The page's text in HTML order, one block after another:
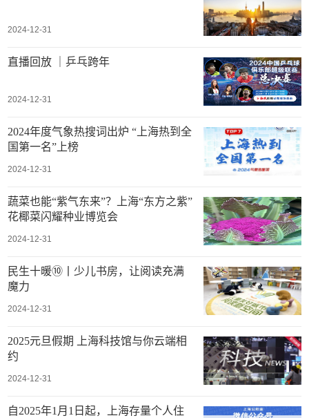
2024-12-31
直播回放 ｜乒乓跨年
2024-12-31
2024年度气象热搜词出炉 “上海热到全
国第一名”上榜
2024-12-31
蔬菜也能“紫气东来”？上海“东方之紫”
花椰菜闪耀种业博览会
2024-12-31
民生十暖⑩丨少儿书房，让阅读充满
魔力
2024-12-31
2025元旦假期 上海科技馆与你云端相
约
2024-12-31
自2025年1月1日起，上海存量个人住